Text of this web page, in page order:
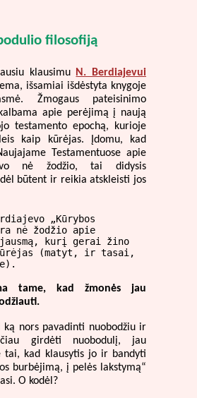
filosofiją
klausimu N. Berdiajevui
išsamiai išdėstyta knygoje
Žmogaus pateisinimo
apie perėjimą į naują
testamento epochą, kurioje
kaip kūrėjas. Įdomu, kad
Testamentuose apie
nė žodžio, tai didysis
būtent ir reikia atskleisti jos
„Kūrybos
nė žodžio apie
kurį gerai žino
(matyt, ir tasai,
tame, kad žmonės jau
ką nors pavadinti nuobodžiu ir
girdėti nuobodulį, jau
tai, kad klausytis jo ir bandyti
burbėjimą, į pelės lakstymą“
O kodėl?